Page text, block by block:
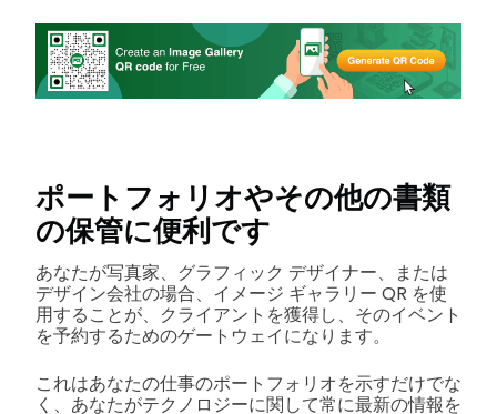
ポートフォリオやその他の書類
の保管に便利です
あなたが写真家、グラフィック デザイナー、または
デザイン会社の場合、イメージ ギャラリー QR を使
用することが、クライアントを獲得し、そのイベント
を予約するためのゲートウェイになります。
これはあなたの仕事のポートフォリオを示すだけでな
く、あなたがテクノロジーに関して常に最新の情報を